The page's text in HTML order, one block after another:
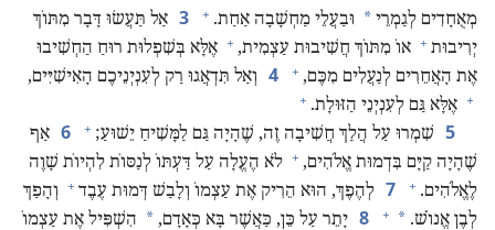
מְאֻחָדִים לְגַמְרֵי * וּבַעֲלֵי מַחְשָׁבָה אַחַת.‏ +
3 אַל תַּעֲשׂוּ דָּבָר מִתּוֹךְ
יְרִיבוּת + אוֹ מִתּוֹךְ חֲשִׁיבוּת עַצְמִית,‏ + אֶלָּא בְּשִׁפְלוּת רוּחַ הַחְשִׁיבוּ
אֶת הָאֲחֵרִים לְנַעֲלִים מִכֶּם,‏ +
4 וְאַל תִּדְאֲגוּ רַק לְעִנְיְנֵיכֶם הָאִישִׁיִּים,‏
+ אֶלָּא גַּם לְעִנְיְנֵי הַזּוּלָת.‏ +
5 שִׁמְרוּ עַל הֲלַךְ חֲשִׁיבָה זֶה,‏ שֶׁהָיָה גַּם לַמָּשִׁיחַ יֵשׁוּעַ;‏ +
6 אַף
שֶׁהָיָה קַיָּם בִּדְמוּת אֱלֹהִים,‏ + לֹא הֶעֱלָה עַל דַּעְתּוֹ לְנַסּוֹת לִהְיוֹת שָׁוֶה
לֶאֱלֹהִים.‏ +
7 לְהֶפֶךְ,‏ הוּא הֵרִיק אֶת עַצְמוֹ וְלָבַשׁ דְּמוּת עֶבֶד + וְהָפַךְ
לְבֶן אֱנוֹשׁ.‏ *
+
8 יָתֵר עַל כֵּן,‏ כַּאֲשֶׁר בָּא כְּאָדָם,‏ * הִשְׁפִּיל אֶת עַצְמוֹ